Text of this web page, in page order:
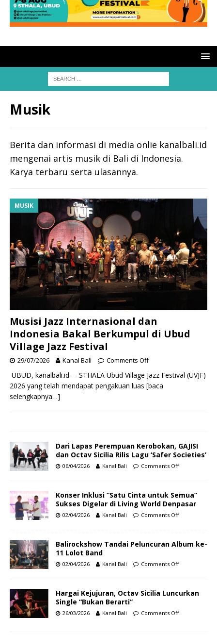
Musik
Berita dan informasi di media onlie kanalbali.id
mengenai artis musik di Bali di Indonesia.
Karya terbaru serta ulasannya.
MUSIK
Musisi Jazz Internasional dan
Indonesia Bakal Berkumpul di Ubud
Village Jazz Festival
29/07/2026 Kanal Bali Comments Off
UBUD, kanalbali.id – STHALA Ubud Village Jazz Festival (UVJF)
2026 yang telah mendapat pengakuan luas [baca
selengkapnya…]
Dari Lapas Perempuan Kerobokan, GAJISI
dan Octav Sicilia Rilis Lagu ‘Safer Societies’
06/04/2026 Kanal Bali Comments Off
Konser Inklusi “Satu Cinta untuk Semua”
Sukses Digelar di Living World Denpasar
02/04/2026 Kanal Bali Comments Off
Balirockshow Tandai Peluncuran Album ke-
11 Lolot Band
02/04/2026 Kanal Bali Comments Off
Hargai Kejujuran, Octav Sicilia Luncurkan
Single “Bukan Berarti”
26/03/2026 Kanal Bali Comments Off